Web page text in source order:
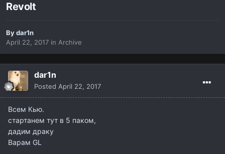
Revolt
Bydar1n
April 22, 2017 in Archive
dar1n
Posted April 22, 2017
Всем Кью.
стартанем тут в 5 паком,
дадим драку
Варам GL